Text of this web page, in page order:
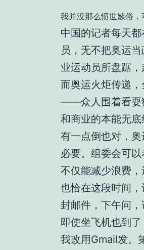
我并没那么愤世嫉俗，
中国的记者每天
员，无不把奥运
业运动员所盘踞，
而奥运火炬传递
——众人围着看耍
和商业的本能无底
有一点倒也对，
必要。组委会可
不仅能减少浪费，
也恰在这段时间
封邮件，下午问
即使坐飞机也到
我改用Gmail发。